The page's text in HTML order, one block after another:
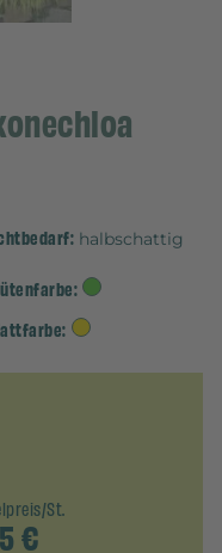
halbschattig
St.
€